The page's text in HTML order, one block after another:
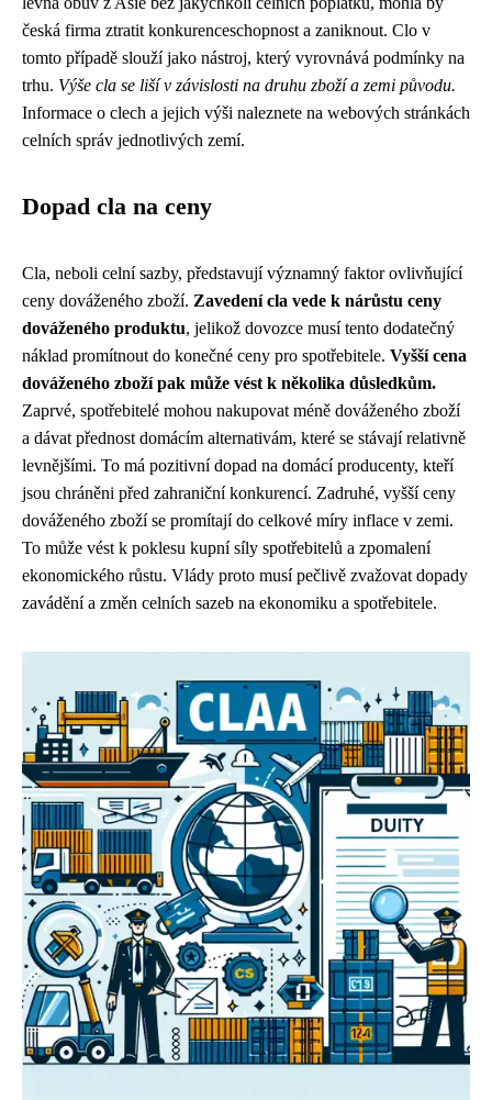
česká firma ztratit konkurenceschopnost a zaniknout. Clo v
tomto případě slouží jako nástroj, který vyrovnává podmínky na
trhu. Výše cla se liší v závislosti na druhu zboží a zemi původu.
Informace o clech a jejich výši naleznete na webových stránkách
celních správ jednotlivých zemí.
Dopad cla na ceny
Cla, neboli celní sazby, představují významný faktor ovlivňující
ceny dováženého zboží. Zavedení cla vede k nárůstu ceny
dováženého produktu, jelikož dovozce musí tento dodatečný
náklad promítnout do konečné ceny pro spotřebitele. Vyšší cena
dováženého zboží pak může vést k několika důsledkům.
Zaprvé, spotřebitelé mohou nakupovat méně dováženého zboží
a dávat přednost domácím alternativám, které se stávají relativně
levnějšími. To má pozitivní dopad na domácí producenty, kteří
jsou chráněni před zahraniční konkurencí. Zadruhé, vyšší ceny
dováženého zboží se promítají do celkové míry inflace v zemi.
To může vést k poklesu kupní síly spotřebitelů a zpomalení
ekonomického růstu. Vlády proto musí pečlivě zvažovat dopady
zavádění a změn celních sazeb na ekonomiku a spotřebitele.